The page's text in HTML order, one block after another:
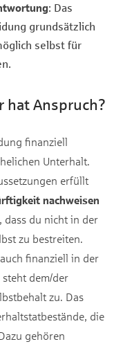
: Das
grundsätzlich
selbst für
hat Anspruch?
finanziell
Unterhalt.
erfüllt
nachweisen
dass du nicht in der
zu bestreiten.
finanziell in der
steht dem/der
zu. Das
die
gehören